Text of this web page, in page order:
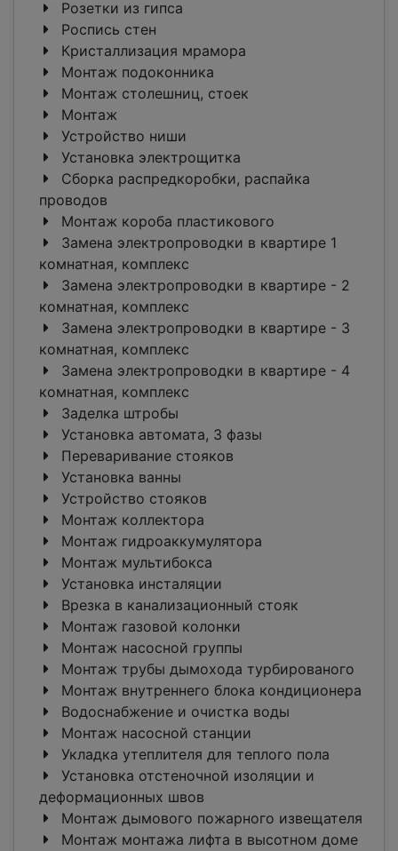
Розетки из гипса
Роспись стен
Кристаллизация мрамора
Монтаж подоконника
Монтаж столешниц, стоек
Монтаж
Устройство ниши
Установка электрощитка
Сборка распредкоробки, распайка
проводов
Монтаж короба пластикового
Замена электропроводки в квартире 1
комнатная, комплекс
Замена электропроводки в квартире - 2
комнатная, комплекс
Замена электропроводки в квартире - 3
комнатная, комплекс
Замена электропроводки в квартире - 4
комнатная, комплекс
Заделка штробы
Установка автомата, 3 фазы
Переваривание стояков
Установка ванны
Устройство стояков
Монтаж коллектора
Монтаж гидроаккумулятора
Монтаж мультибокса
Установка инсталяции
Врезка в канализационный стояк
Монтаж газовой колонки
Монтаж насосной группы
Монтаж трубы дымохода турбированого
Монтаж внутреннего блока кондиционера
Водоснабжение и очистка воды
Монтаж насосной станции
Укладка утеплителя для теплого пола
Установка отстеночной изоляции и
деформационных швов
Монтаж дымового пожарного извещателя
Монтаж монтажа лифта в высотном доме